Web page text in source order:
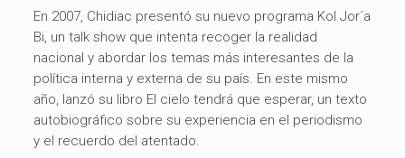
En 2007, Chidiac presentó su nuevo programa Kol Jor´a
Bi, un talk show que intenta recoger la realidad
nacional y abordar los temas más interesantes de la
política interna y externa de su país. En este mismo
año, lanzó su libro El cielo tendrá que esperar, un texto
autobiográfico sobre su experiencia en el periodismo
y el recuerdo del atentado.